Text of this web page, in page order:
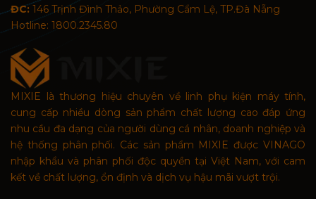
ĐC: 146 Trịnh Đình Thảo, Phường Cẩm Lệ, TP.Đà Nẵng
Hotline: 1800.2345.80
MIXIE là thương hiệu chuyên về linh phụ kiện máy tính,
cung cấp nhiều dòng sản phẩm chất lượng cao đáp ứng
nhu cầu đa dạng của người dùng cá nhân, doanh nghiệp và
hệ thống phân phối. Các sản phẩm MIXIE được VINAGO
nhập khẩu và phân phối độc quyền tại Việt Nam, với cam
kết về chất lượng, ổn định và dịch vụ hậu mãi vượt trội.